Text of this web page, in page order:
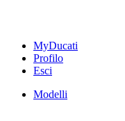
MyDucati
Profilo
Esci
Modelli